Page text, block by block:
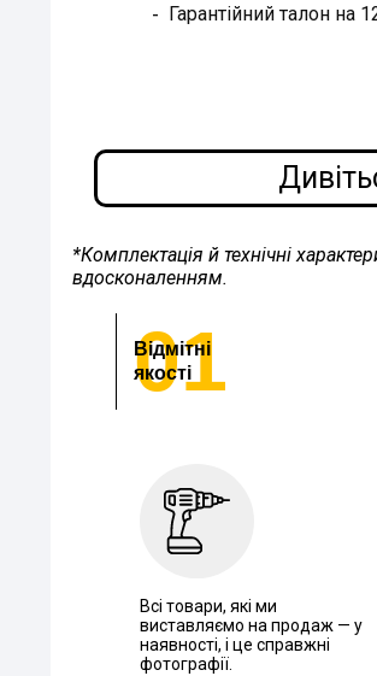
Гарантійний талон на
*Комплектація й технічні
вдосконаленням.
01
Відмітні
якості
Всі товари, які ми
виставляємо на продаж — у
наявності, і це справжні
фотографії.